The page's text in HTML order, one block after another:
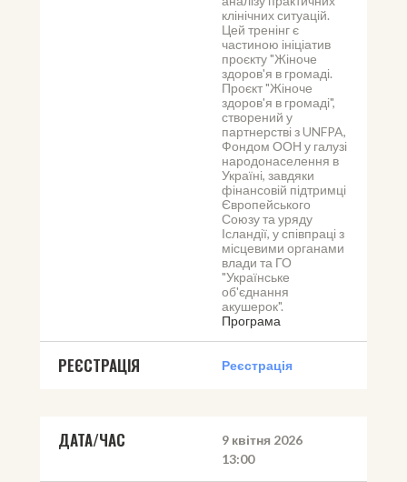
клінічних ситуацій.
Цей тренінг є
частиною ініціатив
проєкту "Жіноче
здоров'я в громаді.
Проєкт "Жіноче
здоров'я в громаді",
створений у
партнерстві з UNFPA,
Фондом ООН у галузі
народонаселення в
Україні, завдяки
фінансовій підтримці
Європейського
Союзу та уряду
Ісландії, у співпраці з
місцевими органами
влади та ГО
"Українське
об'єднання
акушерок".
Програма
РЕЄСТРАЦІЯ Реєстрація
ДАТА/ЧАС
9 квітня 2026
13:00